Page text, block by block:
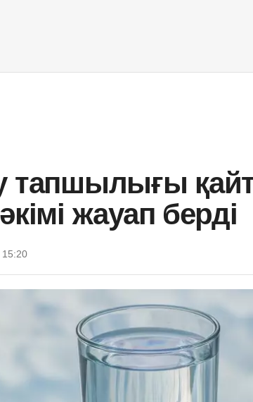
тапшылығы
жауап берді
15:20